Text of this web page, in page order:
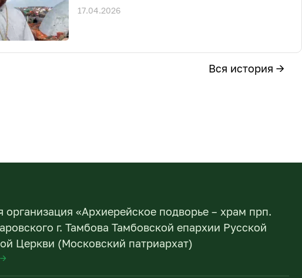
17.04.2026
Вся история →
организация «Архиерейское подворье – храм прп.
г. Тамбова Тамбовской епархии Русской
Церкви (Московский патриархат)